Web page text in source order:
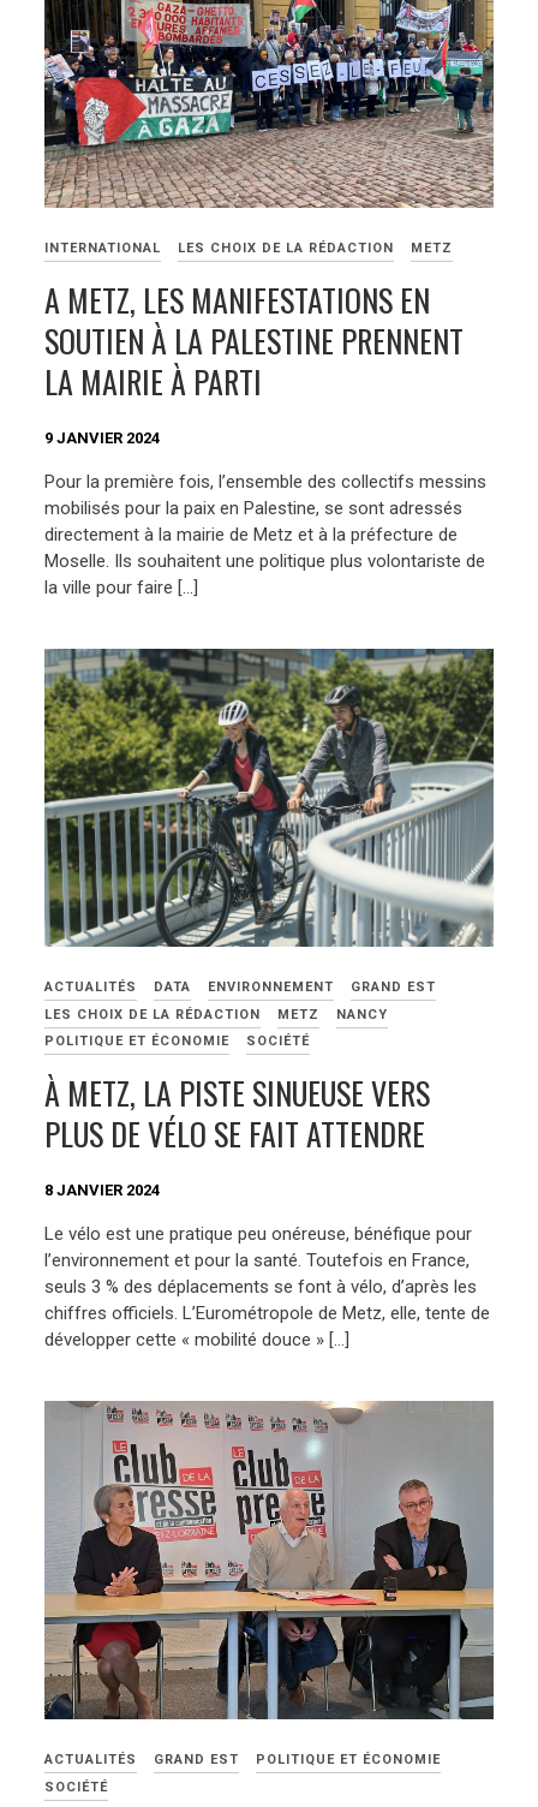
INTERNATIONAL LES CHOIX DE LA RÉDACTION METZ
A METZ, LES MANIFESTATIONS EN
SOUTIEN À LA PALESTINE PRENNENT
LA MAIRIE À PARTI
9 JANVIER 2024
Pour la première fois, l’ensemble des collectifs messins
mobilisés pour la paix en Palestine, se sont adressés
directement à la mairie de Metz et à la préfecture de
Moselle. Ils souhaitent une politique plus volontariste de
la ville pour faire […]
ACTUALITÉS DATA ENVIRONNEMENT
GRAND EST
LES CHOIX DE LA RÉDACTION
METZ
NANCY
POLITIQUE ET ÉCONOMIE
SOCIÉTÉ
À METZ, LA PISTE SINUEUSE VERS
PLUS DE VÉLO SE FAIT ATTENDRE
8 JANVIER 2024
Le vélo est une pratique peu onéreuse, bénéfique pour
l’environnement et pour la santé. Toutefois en France,
seuls 3 % des déplacements se font à vélo, d’après les
chiffres officiels. L’Eurométropole de Metz, elle, tente de
développer cette « mobilité douce » […]
ACTUALITÉS GRAND EST
POLITIQUE ET ÉCONOMIE
SOCIÉTÉ